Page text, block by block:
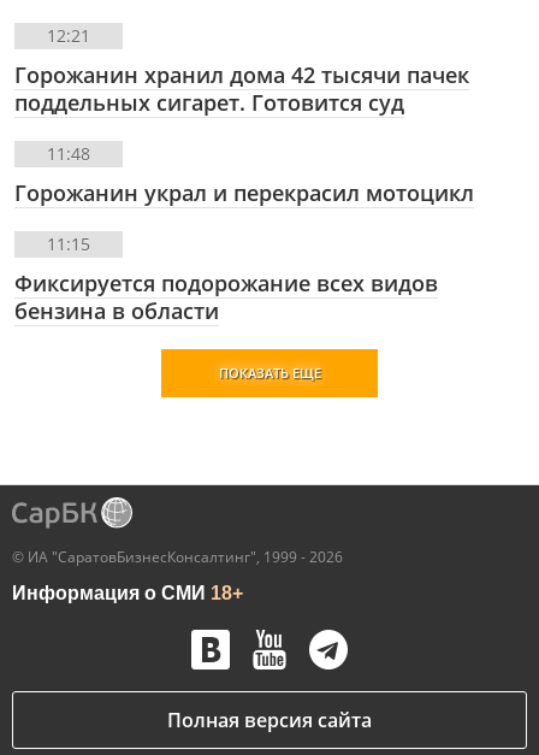
12:21
Горожанин хранил дома 42 тысячи пачек
поддельных сигарет. Готовится суд
11:48
Горожанин украл и перекрасил мотоцикл
11:15
Фиксируется подорожание всех видов
бензина в области
ПОКАЗАТЬ ЕЩЕ
© ИА "СаратовБизнесКонсалтинг", 1999 - 2026
Информация о СМИ 18+
Полная версия сайта